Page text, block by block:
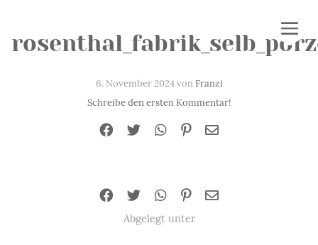
6. November 2024 vonFranzi
Schreibe den ersten Kommentar!
Abgelegt unter